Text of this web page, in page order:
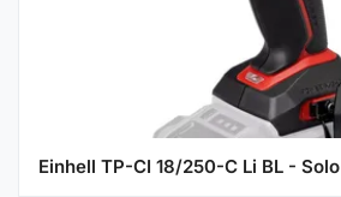
Einhell TP-CI 18/250-C Li BL - Solo